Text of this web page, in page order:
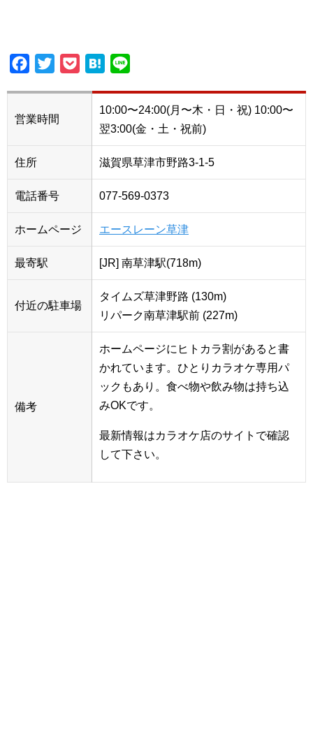
Facebook
Twitter PocketHatena
営業時間
10:00〜24:00(月〜木・日・祝) 10:00〜
翌3:00(金・土・祝前)
住所 滋賀県草津市野路3-1-5
電話番号 077-569-0373
ホームページ エースレーン草津
最寄駅 [JR] 南草津駅(718m)
付近の駐車場
タイムズ草津野路 (130m)
リパーク南草津駅前 (227m)
備考
ホームページにヒトカラ割があると書
かれています。ひとりカラオケ専用パ
ックもあり。食べ物や飲み物は持ち込
みOKです。
最新情報はカラオケ店のサイトで確認
して下さい。